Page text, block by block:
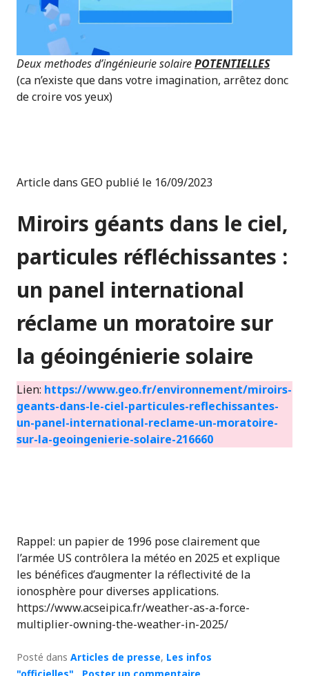
Deux methodes d’ingénieurie solairePOTENTIELLES
(ca n’existe que dans votre imagination, arrêtez donc
de croire vos yeux)
Article dans GEO publié le 16/09/2023
Miroirs géants dans le ciel,
particules réfléchissantes :
un panel international
réclame un moratoire sur
la géoingénierie solaire
Lien: https://www.geo.fr/environnement/miroirs-
geants-dans-le-ciel-particules-reflechissantes-
un-panel-international-reclame-un-moratoire-
sur-la-geoingenierie-solaire-216660
Rappel: un papier de 1996 pose clairement que
l’armée US contrôlera la météo en 2025 et explique
les bénéfices d’augmenter la réflectivité de la
ionosphère pour diverses applications.
https://www.acseipica.fr/weather-as-a-force-
multiplier-owning-the-weather-in-2025/
Posté dans Articles de presse, Les infos